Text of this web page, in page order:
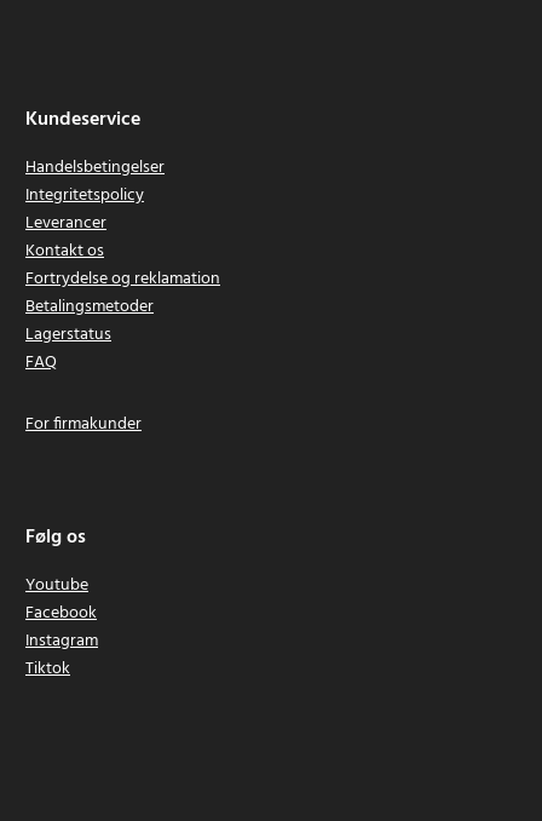
Kundeservice
Handelsbetingelser
Integritetspolicy
Leverancer
Kontakt os
Fortrydelse og reklamation
Betalingsmetoder
Lagerstatus
FAQ
For firmakunder
Følg os
Youtube
Facebook
Instagram
Tiktok